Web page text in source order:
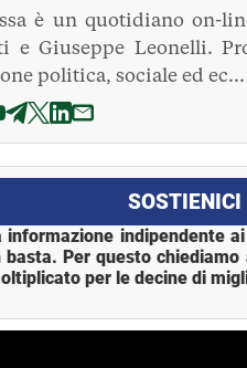
è un quotidiano on-
e Giuseppe Leonelli.
politica, sociale ed
indipendente
Per questo
per le decine di